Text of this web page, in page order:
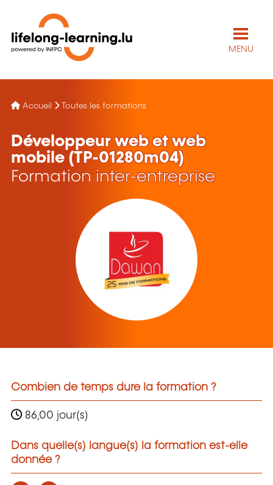
MENU
Accueil Toutes les formations
Développeur web et web
mobile (TP-01280m04)
Formation inter-entreprise
Combien de temps dure la formation ?
86,00 jour(s)
Dans quelle(s) langue(s) la formation est-elle
donnée ?